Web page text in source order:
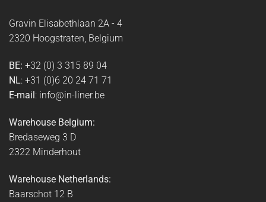
Gravin Elisabethlaan 2A - 4
2320 Hoogstraten, Belgium
BE: +32 (0) 3 315 89 04
NL: +31 (0)6 20 24 71 71
E-mail : info@in-liner.be
Warehouse Belgium:
Bredaseweg 3 D
2322 Minderhout
Warehouse Netherlands:
Baarschot 12 B